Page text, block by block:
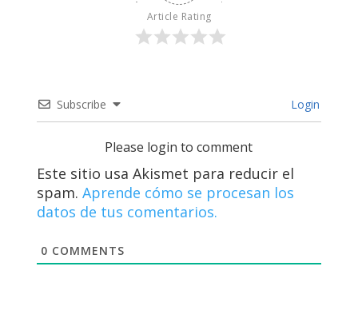
Article Rating
Subscribe Login
Please login to comment
Este sitio usa Akismet para reducir el
spam. Aprende cómo se procesan los
datos de tus comentarios.
0 COMMENTS